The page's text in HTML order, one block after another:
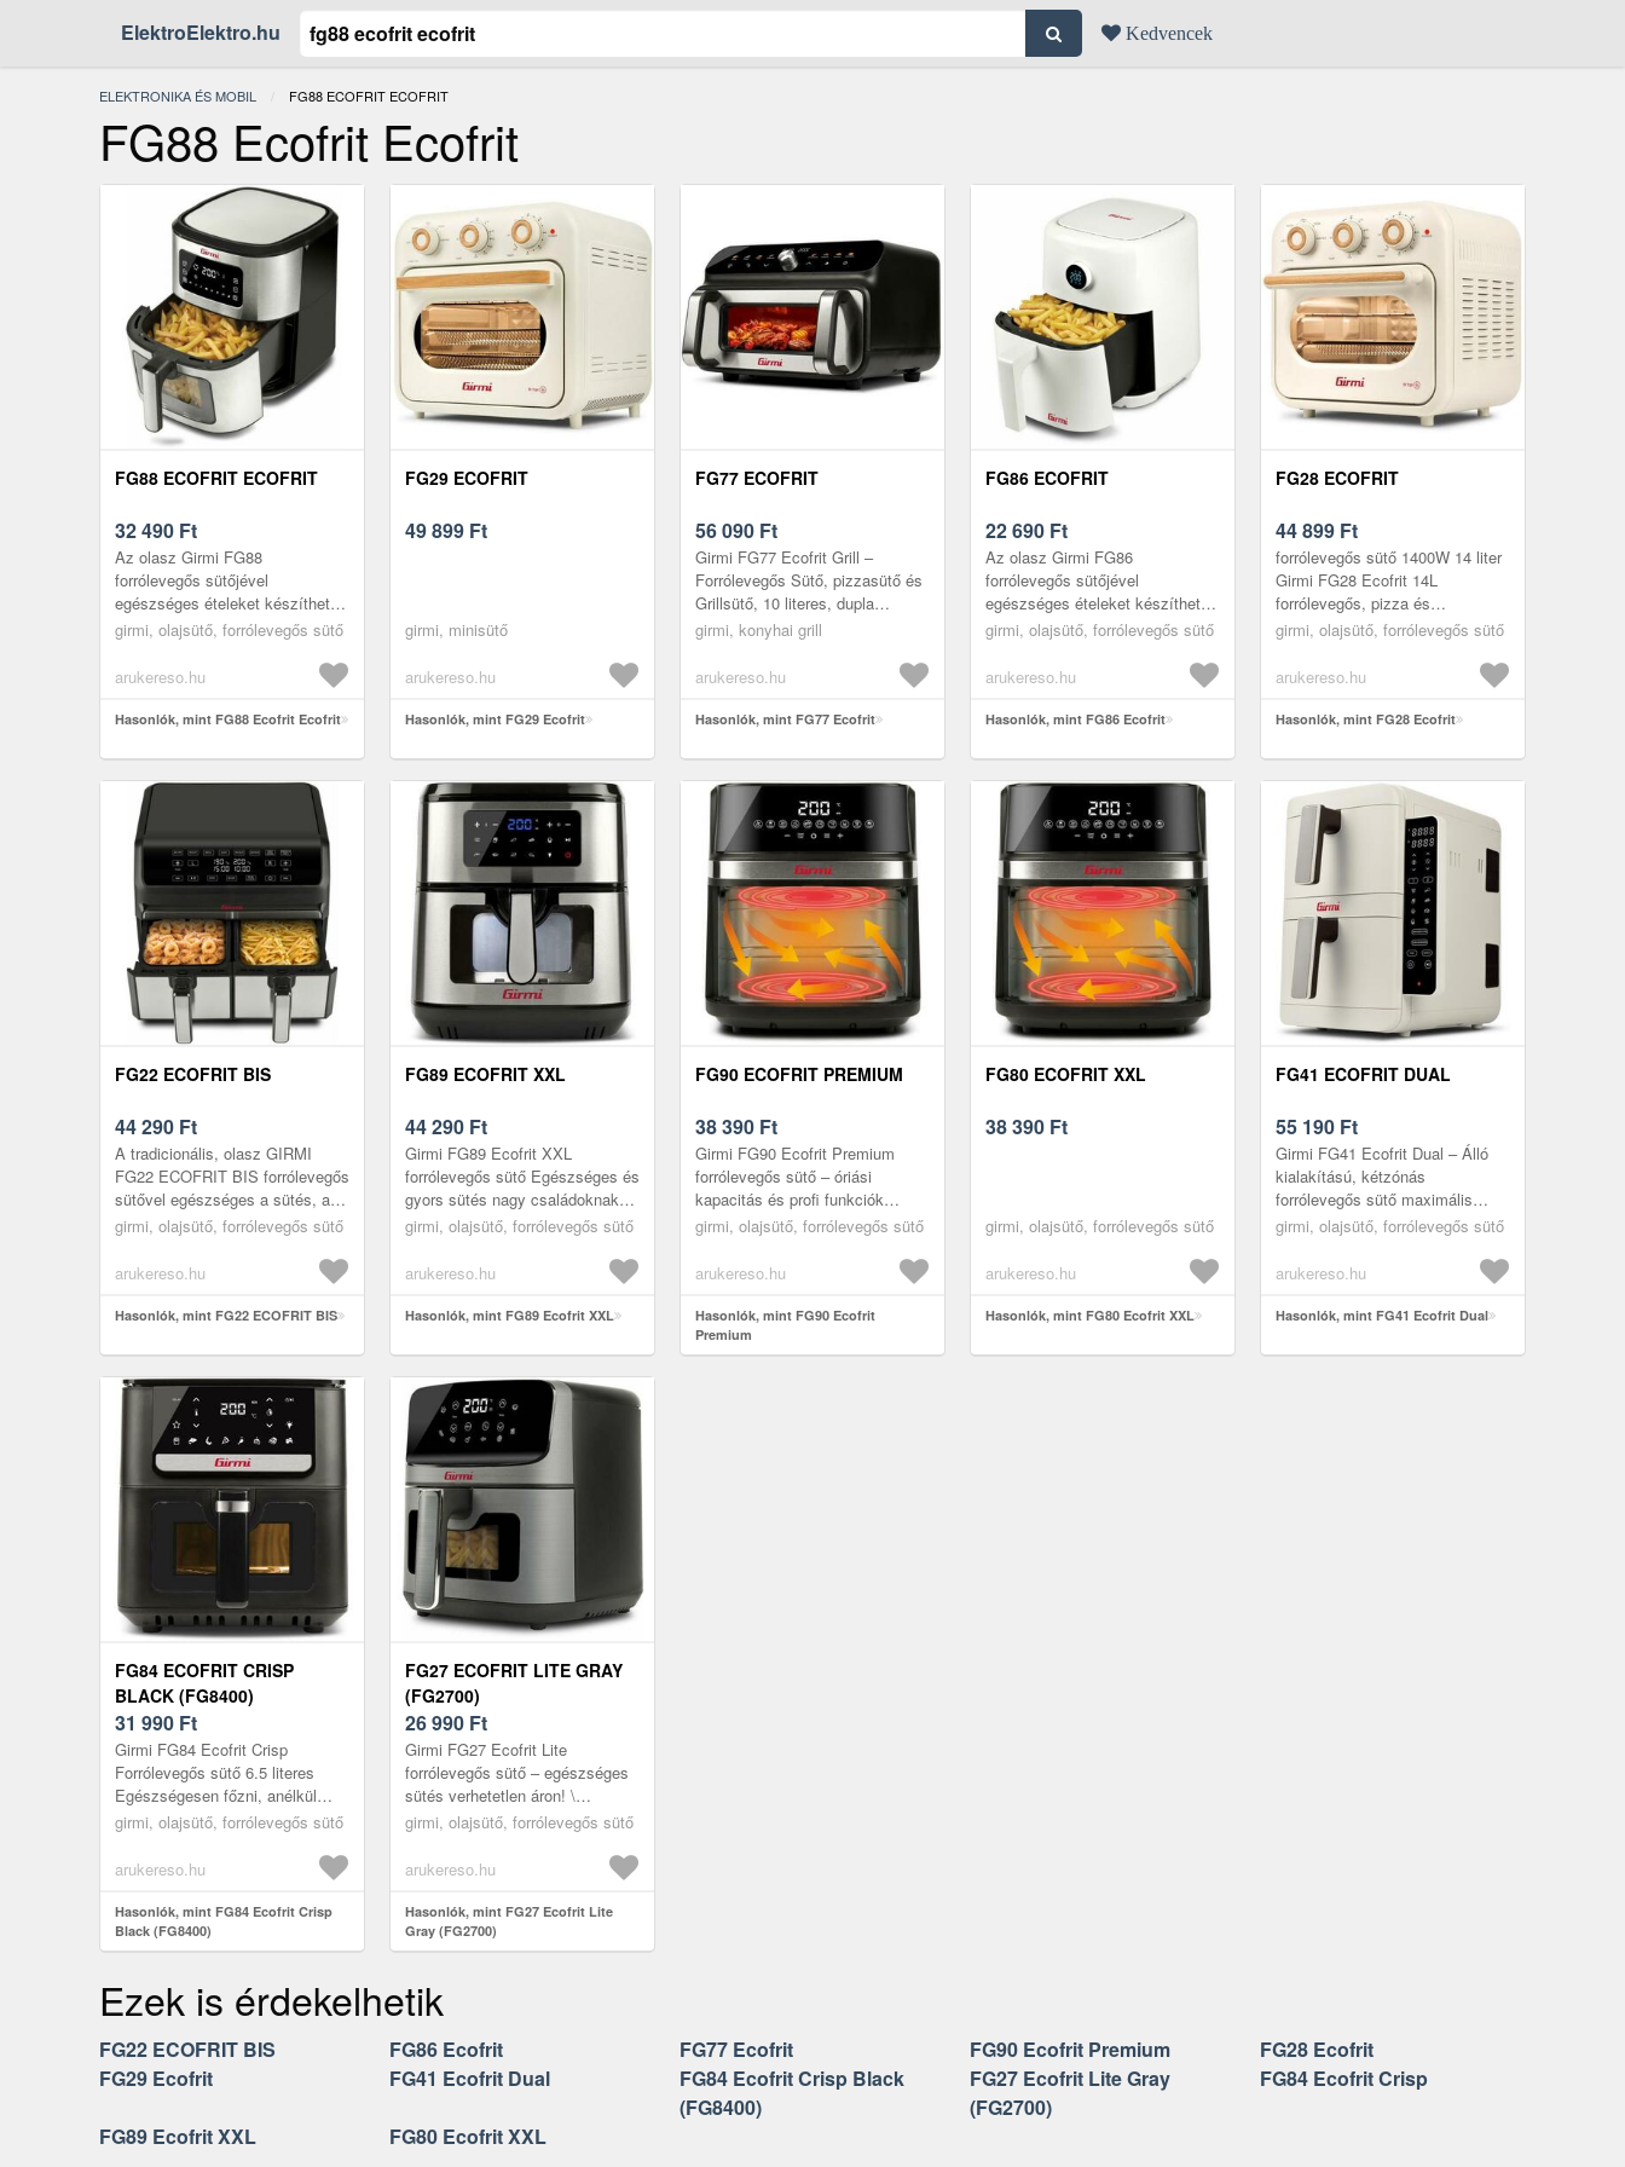
ElektroElektro.hu Kedvencek
ELEKTRONIKA ÉS MOBIL JELENLEGI:
FG88 ECOFRIT ECOFRIT
FG88 Ecofrit Ecofrit
FG88 ECOFRIT ECOFRIT
32 490 Ft
Az olasz Girmi FG88
forrólevegős sütőjével
egészséges ételeket készíthet
az íz és az energia
mértékben igen! Ecofrit légsü...
girmi, olajsütő, forrólevegős sütő
arukereso.hu
Hasonlók, mint FG88 Ecofrit Ecofrit
FG29 ECOFRIT
49 899 Ft
girmi, minisütő
arukereso.hu
Hasonlók, mint FG29 Ecofrit
FG77 ECOFRIT
56 090 Ft
Girmi FG77 Ecofrit Grill –
Forrólevegős Sütő, pizzasütő és
Grillsütő, 10 literes, dupla
fűtőszállal A Girmi FG77 Ecofrit
girmi, konyhai grill
arukereso.hu
Hasonlók, mint FG77 Ecofrit
FG86 ECOFRIT
22 690 Ft
Az olasz Girmi FG86
forrólevegős sütőjével
egészséges ételeket készíthet
az ízek megtartásával és az
mértékben ige...
girmi, olajsütő, forrólevegős sütő
arukereso.hu
Hasonlók, mint FG86 Ecofrit
FG28 ECOFRIT
44 899 Ft
forrólevegős sütő 1400W 14 liter
Girmi FG28 Ecofrit 14L
forrólevegős, pizza és
multifunkciós sütő A Girmi FG28
és m...
girmi, olajsütő, forrólevegős sütő
arukereso.hu
Hasonlók, mint FG28 Ecofrit
FG22 ECOFRIT BIS
44 290 Ft
A tradicionális, olasz GIRMI
FG22 ECOFRIT BIS forrólevegős
sütővel egészséges a sütés, az
íz megtartásával és kevesebb
girmi, olajsütő, forrólevegős sütő
arukereso.hu
Hasonlók, mint FG22 ECOFRIT BIS
FG89 ECOFRIT XXL
44 290 Ft
Girmi FG89 Ecofrit XXL
forrólevegős sütő Egészséges és
gyors sütés nagy családoknak
is. A Girmi FG89 Ecofrit XXL
kap...
girmi, olajsütő, forrólevegős sütő
arukereso.hu
Hasonlók, mint FG89 Ecofrit XXL
FG90 ECOFRIT PREMIUM
38 390 Ft
Girmi FG90 Ecofrit Premium
forrólevegős sütő – óriási
kapacitás és profi funkciók
egyetlen készülékben A Girmi
forrólevegős sü...
girmi, olajsütő, forrólevegős sütő
arukereso.hu
Hasonlók, mint FG90 Ecofrit
Premium
FG80 ECOFRIT XXL
38 390 Ft
girmi, olajsütő, forrólevegős sütő
arukereso.hu
Hasonlók, mint FG80 Ecofrit XXL
FG41 ECOFRIT DUAL
55 190 Ft
Girmi FG41 Ecofrit Dual – Álló
kialakítású, kétzónás
forrólevegős sütő maximális
helykihasználással ?? Két
Girmi FG4...
girmi, olajsütő, forrólevegős sütő
arukereso.hu
Hasonlók, mint FG41 Ecofrit Dual
FG84 ECOFRIT CRISP
BLACK (FG8400)
31 990 Ft
Girmi FG84 Ecofrit Crisp
Forrólevegős sütő 6.5 literes
Egészségesen főzni, anélkül
hogy lemondanánk az ízekről, és
Ab...
girmi, olajsütő, forrólevegős sütő
arukereso.hu
Hasonlók, mint FG84 Ecofrit Crisp
Black (FG8400)
FG27 ECOFRIT LITE GRAY
(FG2700)
26 990 Ft
Girmi FG27 Ecofrit Lite
forrólevegős sütő – egészséges
sütés verhetetlen áron! \
Szeretnéd a ropogós sültkrumpli
élmén...
girmi, olajsütő, forrólevegős sütő
arukereso.hu
Hasonlók, mint FG27 Ecofrit Lite
Gray (FG2700)
Ezek is érdekelhetik
FG22 ECOFRIT BIS FG86 Ecofrit FG77 Ecofrit FG90 Ecofrit Premium
FG28 Ecofrit
FG29 Ecofrit
FG41 Ecofrit Dual
FG84 Ecofrit Crisp Black
(FG8400)
FG27 Ecofrit Lite Gray
(FG2700)
FG84 Ecofrit Crisp
FG89 Ecofrit XXL FG80 Ecofrit XXL